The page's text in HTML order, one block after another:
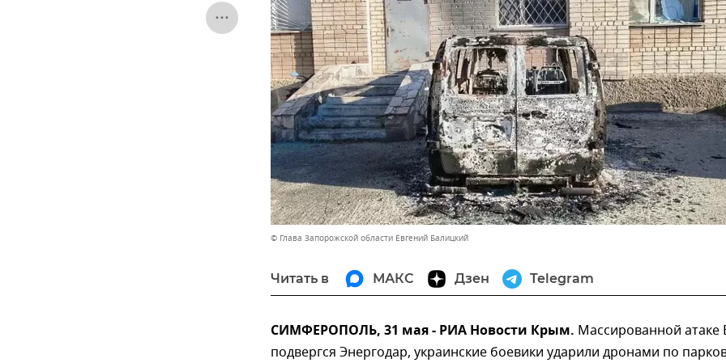
© Глава Запорожской области Евгений Балицкий
Читать в МАКС Дзен Telegram
СИМФЕРОПОЛЬ, 31 мая - РИА Новости Крым. Массированной атаке
подвергся Энергодар, украинские боевики ударили дронами по